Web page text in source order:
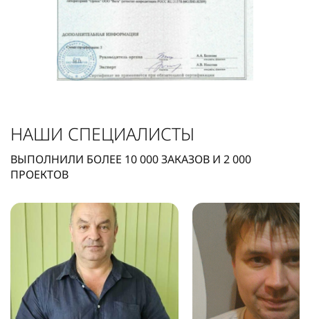
НАШИ СПЕЦИАЛИСТЫ
ВЫПОЛНИЛИ БОЛЕЕ 10 000ЗАКАЗОВ И 2 000
ПРОЕКТОВ